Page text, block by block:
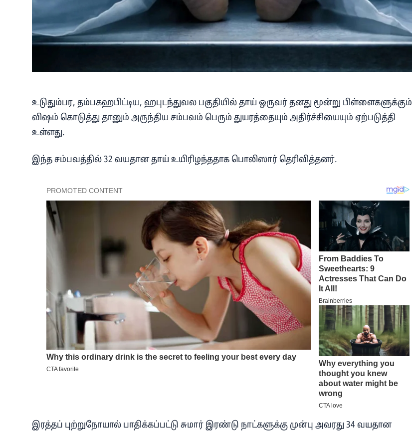
உடுதும்பர, தம்பகஹபிட்டிய, ஹபுடந்துவல பகுதியில் தாய் ஒருவர் தனது மூன்று பிள்ளைகளுக்கும்
விஷம் கொடுத்து தானும் அருந்திய சம்பவம் பெரும் துயரத்தையும் அதிர்ச்சியையும் ஏற்படுத்தி
உள்ளது.
இந்த சம்பவத்தில் 32 வயதான தாய் உயிரிழந்ததாக பொலிஸார் தெரிவித்தனர்.
இரத்தப் புற்றுநோயால் பாதிக்கப்பட்டு சுமார் இரண்டு நாட்களுக்கு முன்பு அவரது 34 வயதான